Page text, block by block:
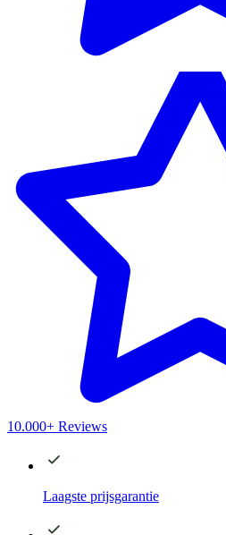
10.000+ Reviews
Laagste prijsgarantie